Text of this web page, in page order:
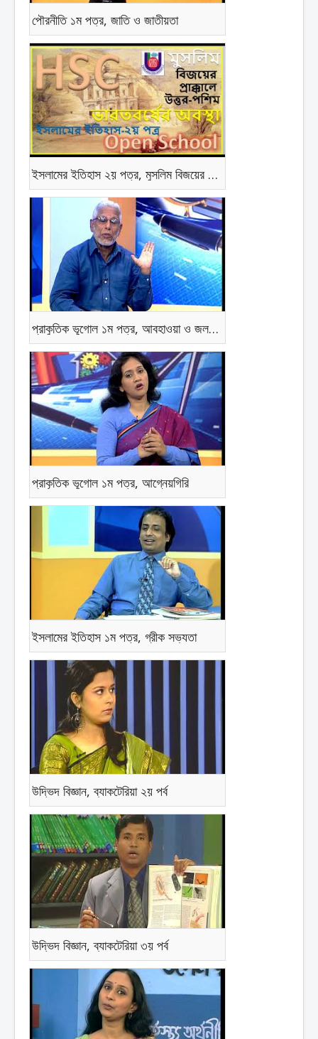
পৌরনীতি ১ম পত্র, জাতি ও জাতীয়তা
ইসলামের ইতিহাস ২য় পত্র, মুসলিম বিজয়ের প্রাক্কালে উত্তর-পশ্চিম ভারতবর্ষের অবস্থা
প্রাকুতিক ভূগোল ১ম পত্র, আবহাওয়া ও জলবায়ু,
প্রাকৃতিক ভূগোল ১ম পত্র, আগ্নেয়গিরি
ইসলামের ইতিহাস ১ম পত্র, গ্রীক সভ্যতা
উদ্ভিদ বিজ্ঞান, ব্যাকটেরিয়া ২য় পর্ব
উদ্ভিদ বিজ্ঞান, ব্যাকটেরিয়া ৩য় পর্ব